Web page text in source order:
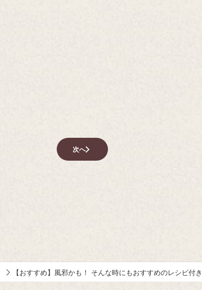
次へ
【おすすめ】風邪かも！ そんな時にもおすすめのレシピ付